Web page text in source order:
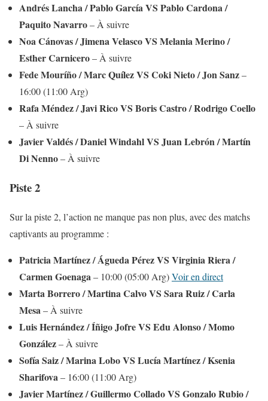
Andrés Lancha / Pablo García VS Pablo Cardona /
Paquito Navarro– À suivre
Noa Cánovas / Jimena Velasco VS Melania Merino /
Esther Carnicero– À suivre
Fede Mouríño / Marc Quílez VS Coki Nieto / Jon Sanz–
16:00 (11:00 Arg)
Rafa Méndez / Javi Rico VS Boris Castro / Rodrigo Coello
– À suivre
Javier Valdés / Daniel Windahl VS Juan Lebrón / Martín
Di Nenno– À suivre
Piste 2
Sur la piste 2, l’action ne manque pas non plus, avec des matchs
captivants au programme :
Patricia Martínez / Águeda Pérez VS Virginia Riera /
Carmen Goenaga – 10:00 (05:00 Arg)Voir en direct
Marta Borrero / Martina Calvo VS Sara Ruiz / Carla
Mesa – À suivre
Luis Hernández / Íñigo Jofre VS Edu Alonso / Momo
González– À suivre
Sofía Saiz / Marina Lobo VS Lucía Martínez / Ksenia
Sharifova – 16:00 (11:00 Arg)
Javier Martínez / Guillermo Collado VS Gonzalo Rubio /